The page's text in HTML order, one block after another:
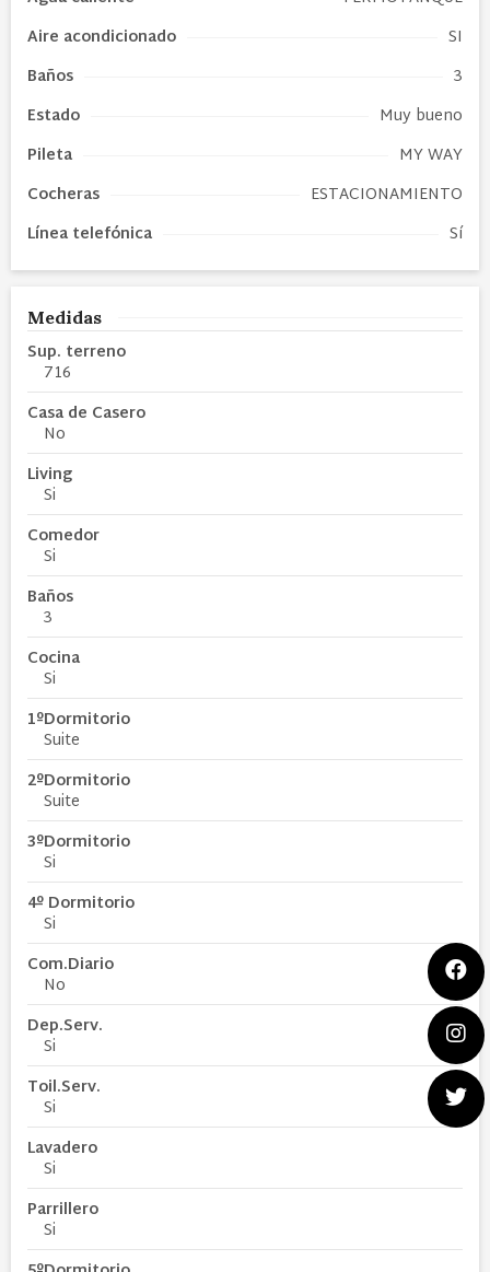
Aire acondicionado
SI
Baños
3
Estado
Muy bueno
Pileta
MY WAY
Cocheras
ESTACIONAMIENTO
Línea telefónica
Sí
Medidas
Sup. terreno
716
Casa de Casero
No
Living
Si
Comedor
Si
Baños
3
Cocina
Si
1ºDormitorio
Suite
2ºDormitorio
Suite
3ºDormitorio
Si
4º Dormitorio
Si
Com.Diario
No
Dep.Serv.
Si
Toil.Serv.
Si
Lavadero
Si
Parrillero
Si